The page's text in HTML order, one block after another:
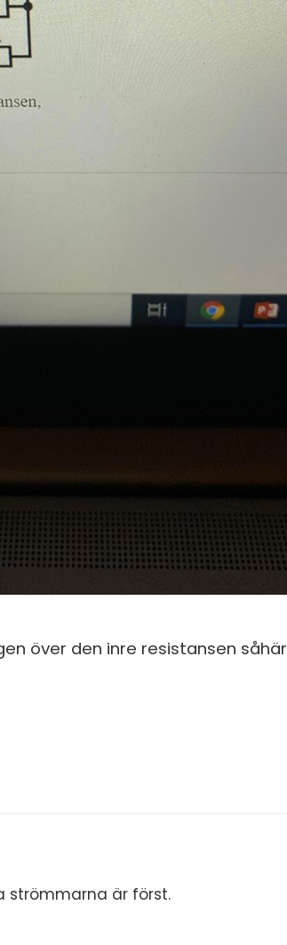
över den inre resistansen såhär
strömmarna är först.